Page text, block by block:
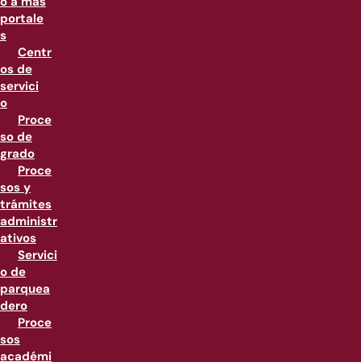
portale
s
Centr
os de
servici
o
Proce
so de
grado
Proce
sos y
trámites
administr
ativos
Servici
o de
parquea
dero
Proce
sos
académi